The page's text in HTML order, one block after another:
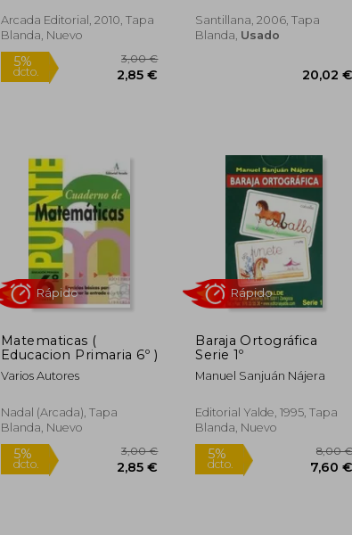
Arcada Editorial, 2010, Tapa
Blanda, Nuevo
5%
dcto.
Santillana, 2006, Tapa
Blanda, Usado
Matematicas (
Educacion Primaria 6º )
Varios Autores
Nadal (Arcada), Tapa
Blanda, Nuevo
Baraja Ortográfica
Serie 1º
Manuel Sanjuán Nájera
Editorial Yalde, 1995, Tapa
Blanda, Nuevo